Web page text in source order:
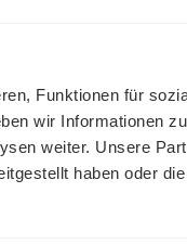
Funktionen für
wir Informationen
weiter. Unsere
haben oder
Der 60 cm große
rustikaler Eiche